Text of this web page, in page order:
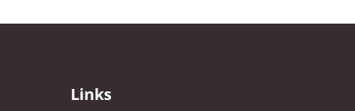
Links